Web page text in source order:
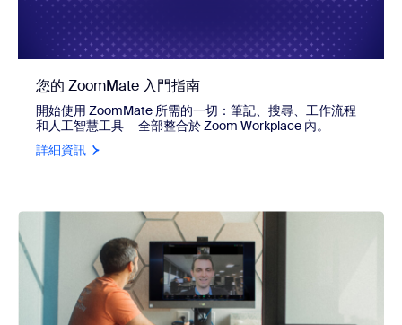
您的 ZoomMate 入門指南
開始使用 ZoomMate 所需的一切：筆記、搜尋、工作流程
和人工智慧工具 — 全部整合於 Zoom Workplace 內。
詳細資訊